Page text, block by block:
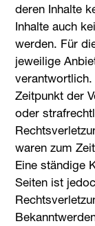
deren Inhalte
Inhalte auch
werden. Für
jeweilige
Zeitpunkt der
oder
waren zum
Eine ständige
Seiten ist